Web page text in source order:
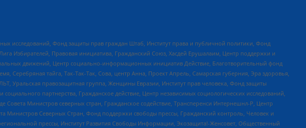
исследований, Фонд защиты прав граждан Штаб, Институт права и публичной политики, Фонд
Избирателей, Правовая инициатива, Гражданский Союз, Хасдей Ерушалаим, Центр поддержки и
движений, Центр социально-информационных инициатив Действие, Благотворительный фонд
тайга, Так-Так-Так, Сова, центр Анна, Проект Апрель, Самарская губерния, Эра здоровья,
Уральская правозащитная группа, Женщины Евразии, Институт прав человека, Фонд защиты
партнерства, Гражданское действие, Центр независимых социологических исследований,
Министров северных стран, Гражданское содействие, Трансперенси Интернешнл-Р, Центр
Министров Северных Стран, Фонд поддержки свободы прессы, Гражданский контроль, Человек и
прессы, Институт Развития Свободы Информации, Экозащита!-Женсовет, Общественный